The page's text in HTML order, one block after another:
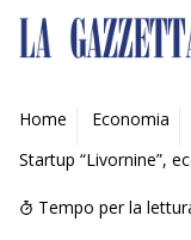
AMBIENTE
MOBILITÀ
INDUSTRIA
Home Economia
Startup “Livornine”,
Tempo per la